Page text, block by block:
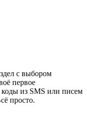
с выбором
первое
из SMS или писем
просто.